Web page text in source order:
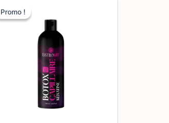
Promo !
Promo !
a
plusieurs
variations.
Les
options
peuvent
être